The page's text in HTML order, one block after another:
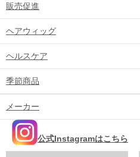
販売促進
ヘアウィッグ
ヘルスケア
季節商品
メーカー
公式Instagramはこちら